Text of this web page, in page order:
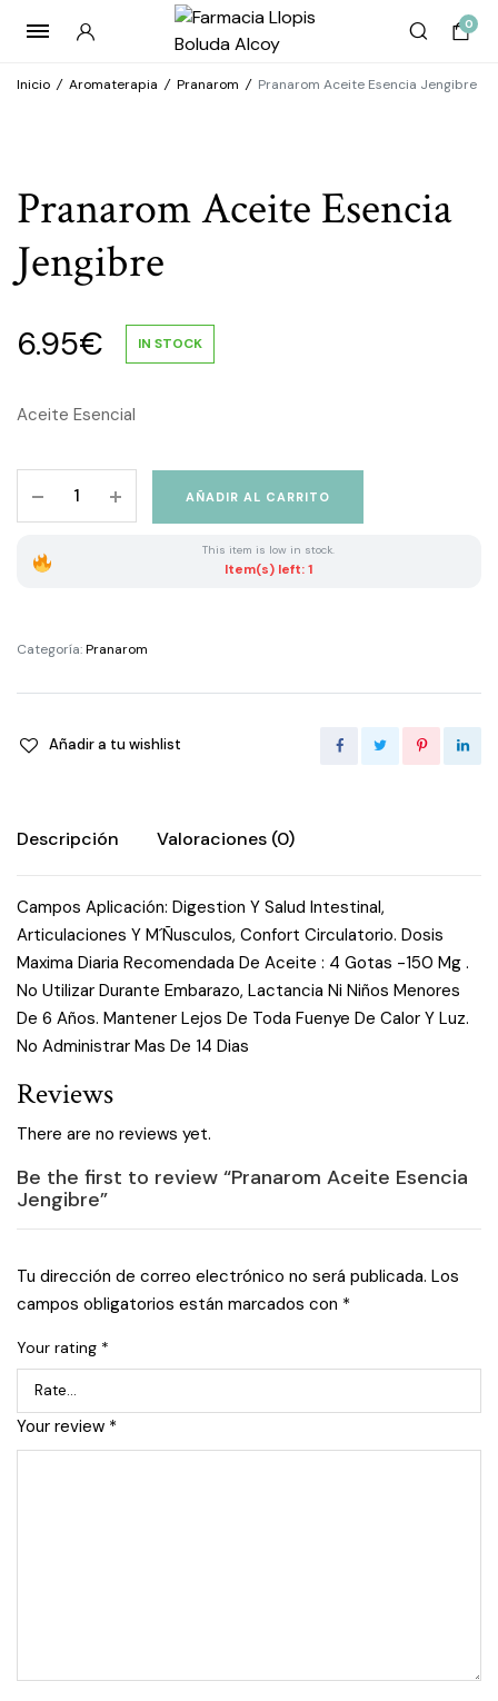
0
Inicio / Aromaterapia / Pranarom / Pranarom Aceite Esencia Jengibre
Pranarom Aceite Esencia
Jengibre
6.95€ IN STOCK
Aceite Esencial
Aceite
AÑADIR AL CARRITO
This item is low in stock.
Item(s) left: 1
Categoría:Pranarom
Añadir a tu wishlist
Descripción Valoraciones (0)
Campos Aplicación: Digestion Y Salud Intestinal,
Articulaciones Y M´Ñusculos, Confort Circulatorio. Dosis
Maxima Diaria Recomendada De Aceite : 4 Gotas -150 Mg .
No Utilizar Durante Embarazo, Lactancia Ni Niños Menores
De 6 Años. Mantener Lejos De Toda Fuenye De Calor Y Luz.
No Administrar Mas De 14 Dias
Reviews
There are no reviews yet.
Be the first to review “Pranarom Aceite Esencia
Jengibre”
Tu dirección de correo electrónico no será publicada. Los
campos obligatorios están marcados con *
Your rating *
Your review *